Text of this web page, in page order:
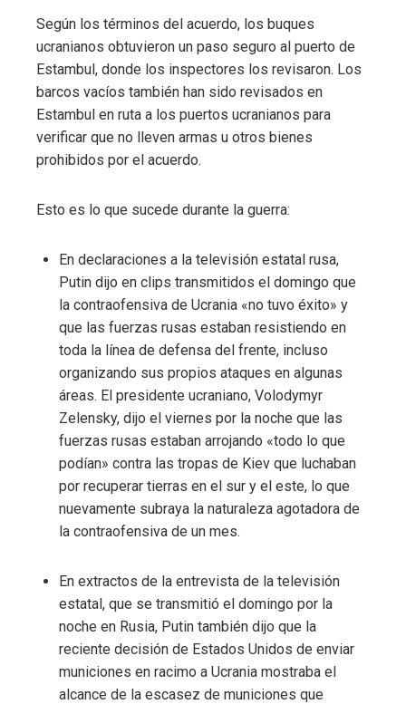
Según los términos del acuerdo, los buques
ucranianos obtuvieron un paso seguro al puerto de
Estambul, donde los inspectores los revisaron. Los
barcos vacíos también han sido revisados ​​en
Estambul en ruta a los puertos ucranianos para
verificar que no lleven armas u otros bienes
prohibidos por el acuerdo.
Esto es lo que sucede durante la guerra:
En declaraciones a la televisión estatal rusa,
Putin dijo en clips transmitidos el domingo que
la contraofensiva de Ucrania «no tuvo éxito» y
que las fuerzas rusas estaban resistiendo en
toda la línea de defensa del frente, incluso
organizando sus propios ataques en algunas
áreas. El presidente ucraniano, Volodymyr
Zelensky, dijo el viernes por la noche que las
fuerzas rusas estaban arrojando «todo lo que
podían» contra las tropas de Kiev que luchaban
por recuperar tierras en el sur y el este, lo que
nuevamente subraya la naturaleza agotadora de
la contraofensiva de un mes.
En extractos de la entrevista de la televisión
estatal, que se transmitió el domingo por la
noche en Rusia, Putin también dijo que la
reciente decisión de Estados Unidos de enviar
municiones en racimo a Ucrania mostraba el
alcance de la escasez de municiones que